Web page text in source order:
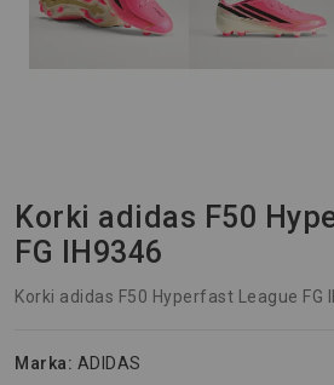
Korki adidas F50
FG IH9346
Korki adidas F50 Hyperfast League FG
Marka: ADIDAS